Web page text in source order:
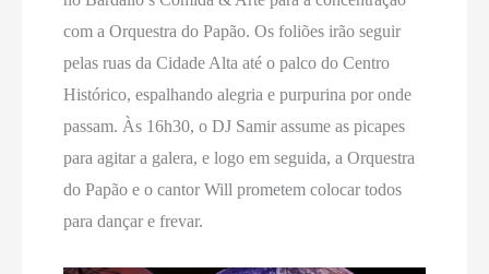
com a Orquestra do Papão. Os foliões irão seguir
pelas ruas da Cidade Alta até o palco do Centro
Histórico, espalhando alegria e purpurina por onde
passam. Às 16h30, o DJ Samir assume as picapes
para agitar a galera, e logo em seguida, a Orquestra
do Papão e o cantor Will prometem colocar todos
para dançar e frevar.